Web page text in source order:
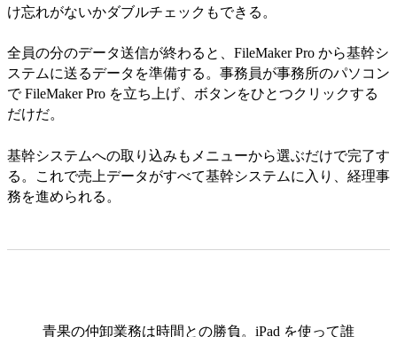
け忘れがないかダブルチェックもできる。
全員の分のデータ送信が終わると、FileMaker Pro から基幹シ
ステムに送るデータを準備する。事務員が事務所のパソコン
で FileMaker Pro を立ち上げ、ボタンをひとつクリックする
だけだ。
基幹システムへの取り込みもメニューから選ぶだけで完了す
る。これで売上データがすべて基幹システムに入り、経理事
務を進められる。
青果の仲卸業務は時間との勝負。iPad を使って誰